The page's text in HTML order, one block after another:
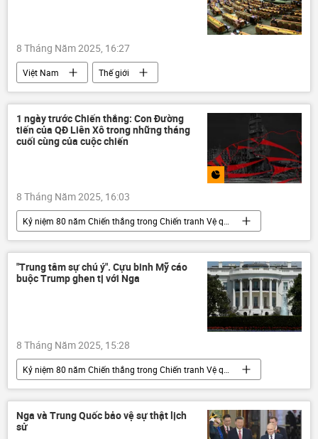
8 Tháng Năm 2025, 16:27
Việt Nam
Thế giới
Chiến tranh thế giới thứ hai
Cách mạng Tháng Tám
Liên Hợp Quốc
1 ngày trước Chiến thắng: Con Đường
tiến của QĐ Liên Xô trong những tháng
cuối cùng của cuộc chiến
8 Tháng Năm 2025, 16:03
Chiến thắng
ngày kỷ niệm Chiến thắng
Nga
Liên Xô
Chiến tranh Vệ quốc Vĩ đại
Infographics
"Trung tâm sự chú ý". Cựu binh Mỹ cáo
buộc Trump ghen tị với Nga
8 Tháng Năm 2025, 15:28
Thế giới
Hoa Kỳ
Donald Trump
Nga
Chiến tranh Vệ quốc Vĩ đại
Chiến thắng
Nga và Trung Quốc bảo vệ sự thật lịch
sử